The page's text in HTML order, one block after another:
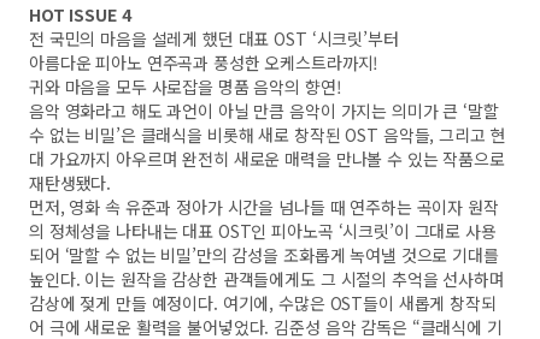
HOT ISSUE 4
전 국민의 마음을 설레게 했던 대표 OST ‘시크릿’부터
아름다운 피아노 연주곡과 풍성한 오케스트라까지!
귀와 마음을 모두 사로잡을 명품 음악의 향연!
음악 영화라고 해도 과언이 아닐 만큼 음악이 가지는 의미가 큰 ‘말할
수 없는 비밀’은 클래식을 비롯해 새로 창작된 OST 음악들, 그리고 현
대 가요까지 아우르며 완전히 새로운 매력을 만나볼 수 있는 작품으로
재탄생됐다.
먼저, 영화 속 유준과 정아가 시간을 넘나들 때 연주하는 곡이자 원작
의 정체성을 나타내는 대표 OST인 피아노곡 ‘시크릿’이 그대로 사용
되어 ‘말할 수 없는 비밀’만의 감성을 조화롭게 녹여낼 것으로 기대를
높인다. 이는 원작을 감상한 관객들에게도 그 시절의 추억을 선사하며
감상에 젖게 만들 예정이다. 여기에, 수많은 OST들이 새롭게 창작되
어 극에 새로운 활력을 불어넣었다. 김준성 음악 감독은 “클래식에 기